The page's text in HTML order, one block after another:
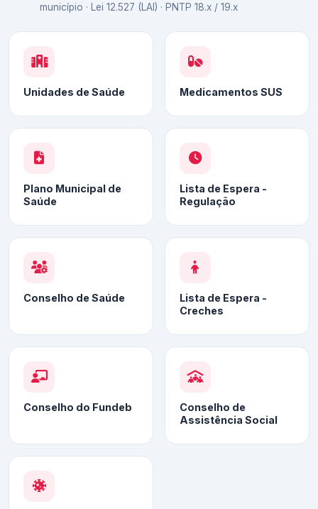
município · Lei 12.527 (LAI) · PNTP 18.x / 19.x
Unidades de Saúde Medicamentos SUS
Plano Municipal de
Saúde
Lista de Espera -
Regulação
Conselho de Saúde
Lista de Espera -
Creches
Conselho do Fundeb
Conselho de
Assistência Social